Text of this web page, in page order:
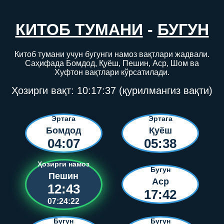
КИТОБ ТУМАНИ - БУГУН
Китоб тумани учун бугунги намоз вақтлари жадвали.
Саҳифада Бомдод, Қуёш, Пешин, Аср, Шом ва
Хуфтон вақтлари кўрсатилади.
Ҳозирги вақт: 10:17:38 (қурилмангиз вақти)
Эртага
Бомдод
04:07
Эртага
Қуёш
05:38
Ҳозирги намоз
Пешин
12:43
07:24:21
Бугун
Аср
17:42
Бугун Бугун